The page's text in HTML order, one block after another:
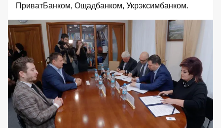
ПриватБанком, Ощадбанком, Укрэксимбанком.